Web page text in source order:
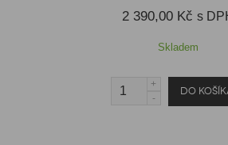
2 390,00 Kč s
Skladem